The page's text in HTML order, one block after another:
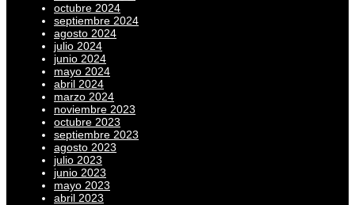
octubre 2024
septiembre 2024
agosto 2024
julio 2024
junio 2024
mayo 2024
abril 2024
marzo 2024
noviembre 2023
octubre 2023
septiembre 2023
agosto 2023
julio 2023
junio 2023
mayo 2023
abril 2023